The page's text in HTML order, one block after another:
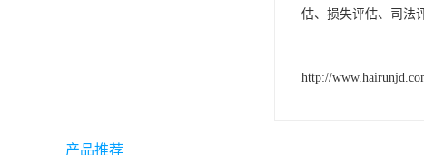
估、损失评估、司法
http://
产品推荐